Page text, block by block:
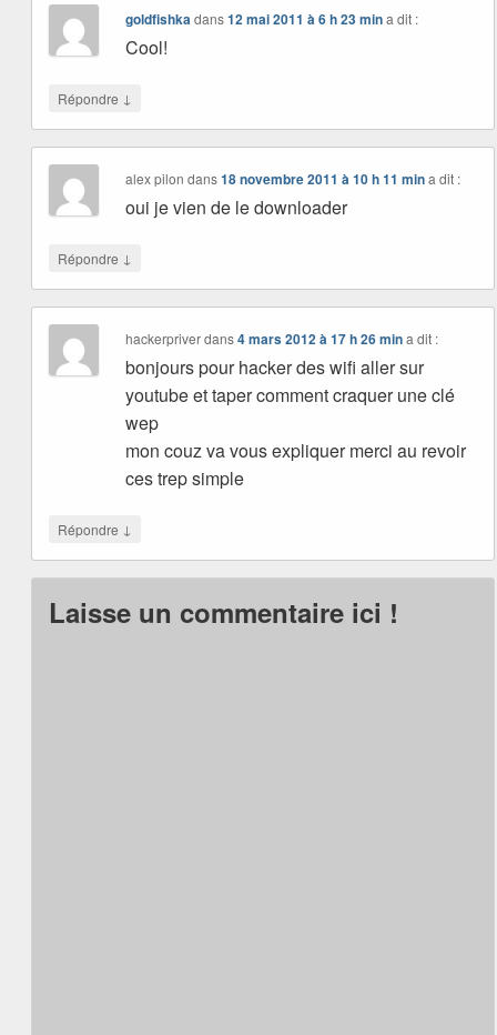
goldfishkadans12 mai 2011 à 6 h 23 mina dit :
Cool!
Répondre ↓
alex pilon dans18 novembre 2011 à 10 h 11 mina dit :
oui je vien de le downloader
Répondre ↓
hackerpriverdans4 mars 2012 à 17 h 26 mina dit :
bonjours pour hacker des wifi aller sur
youtube et taper comment craquer une clé
wep
mon couz va vous expliquer merci au revoir
ces trep simple
Répondre ↓
Laisse un commentaire ici !